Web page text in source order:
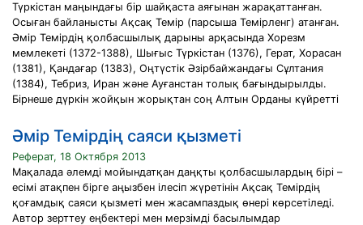
Түркістан маңындағы бір шайқаста аяғынан жарақаттанған.
Осыған байланысты Ақсақ Темір (парсыша Темірленг) атанған.
Әмір Темірдің қолбасшылық дарыны арқасында Хорезм
мемлекеті (1372-1388), Шығыс Түркістан (1376), Герат, Хорасан
(1381), Қандағар (1383), Оңтүстік Әзірбайжандағы Сұлтания
(1384), Тебриз, Иран және Ауғанстан толық бағындырылды.
Бірнеше дүркін жойқын жорықтан соң Алтын Орданы күйретті
Әмір Темірдің саяси қызметі
Реферат, 18 Октября 2013
Мақалада әлемді мойындатқан даңқты қолбасшылардың бірі –
есімі атақпен бірге аңызбен ілесіп жүретінін Ақсақ Темірдің
қоғамдық саяси қызметі мен жасампаздық өнері көрсетіледі.
Автор зерттеу еңбектері мен мерзімді басылымдар